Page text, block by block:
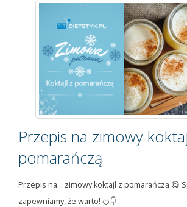
Przepis na zimowy
pomarańczą
Przepis na... zimowy koktajl z pomarańczą 😋
zapewniamy, że warto! 🍊👇